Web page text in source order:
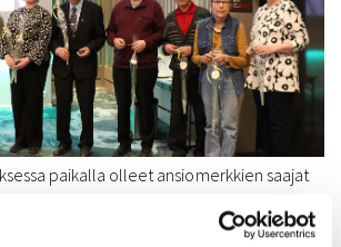
paikalla olleet ansiomerkkien saajat